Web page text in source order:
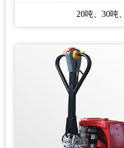
20吨、30吨